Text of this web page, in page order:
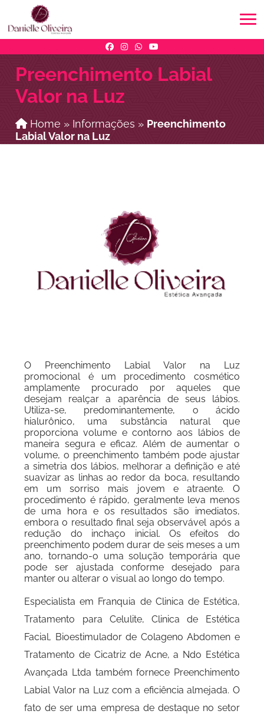
Preenchimento Labial
Valor na Luz
Home » Informações » Preenchimento
Labial Valor na Luz
O Preenchimento Labial Valor na Luz
promocional é um procedimento cosmético
amplamente procurado por aqueles que
desejam realçar a aparência de seus lábios.
Utiliza-se, predominantemente, o ácido
hialurônico, uma substância natural que
proporciona volume e contorno aos lábios de
maneira segura e eficaz. Além de aumentar o
volume, o preenchimento também pode ajustar
a simetria dos lábios, melhorar a definição e até
suavizar as linhas ao redor da boca, resultando
em um sorriso mais jovem e atraente. O
procedimento é rápido, geralmente leva menos
de uma hora e os resultados são imediatos,
embora o resultado final seja observável após a
redução do inchaço inicial. Os efeitos do
preenchimento podem durar de seis meses a um
ano, tornando-o uma solução temporária que
pode ser ajustada conforme desejado para
manter ou alterar o visual ao longo do tempo.
Especialista em Franquia de Clinica de Estética,
Tratamento para Celulite, Clinica de Estética
Facial, Bioestimulador de Colageno Abdomen e
Tratamento de Cicatriz de Acne, a Ndo Estética
Avançada Ltda também fornece Preenchimento
Labial Valor na Luz com a eficiência almejada. O
fato de ser uma empresa de destaque no setor